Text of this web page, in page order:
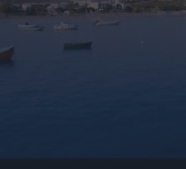
Πριν από τη δόξα,
έπρεπε να δώσει μια